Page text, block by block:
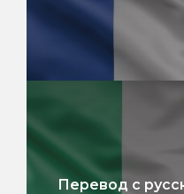
Перевод с